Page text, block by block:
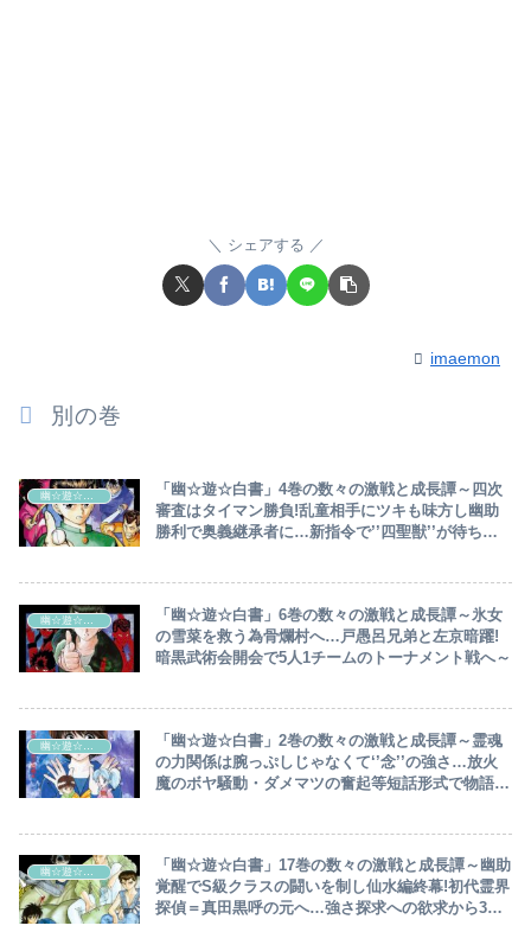
シェアする
imaemon
別の巻
幽☆遊☆白書
「幽☆遊☆白書」4巻の数々の激戦と成長譚～四次
審査はタイマン勝負!乱童相手にツキも味方し幽助
勝利で奥義継承者に…新指令で’’四聖獣’’が待ち構
幽☆遊☆白書
「幽☆遊☆白書」6巻の数々の激戦と成長譚～氷女
の雪菜を救う為骨爛村へ…戸愚呂兄弟と左京暗躍!
暗黒武術会開会で5人1チームのトーナメント戦へ～
幽☆遊☆白書
「幽☆遊☆白書」2巻の数々の激戦と成長譚～霊魂
の力関係は腕っぷしじゃなくて‘’念’’の強さ…放火
魔のボヤ騒動・ダメマツの奮起等短話形式で物語を
幽☆遊☆白書
「幽☆遊☆白書」17巻の数々の激戦と成長譚～幽助
覚醒でS級クラスの闘いを制し仙水編終幕!初代霊界
探偵＝真田黒呼の元へ…強さ探求への欲求から3つ